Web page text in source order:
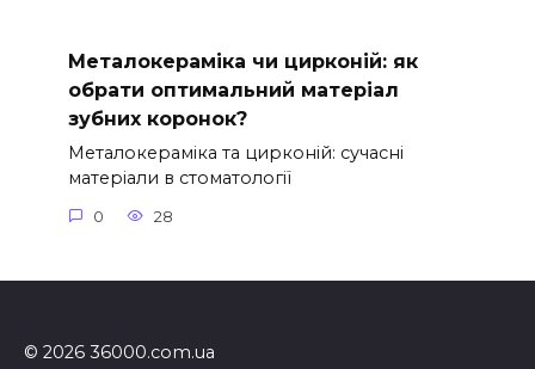
Металокераміка чи цирконій: як
обрати оптимальний матеріал
зубних коронок?
Металокераміка та цирконій: сучасні
матеріали в стоматології
0 28
© 2026 36000.com.ua